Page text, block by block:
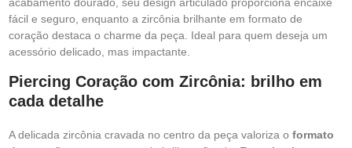
fácil e seguro, enquanto a zircônia brilhante em formato de
coração destaca o charme da peça. Ideal para quem deseja um
acessório delicado, mas impactante.
Piercing Coração com Zircônia: brilho em
cada detalhe
A delicada zircônia cravada no centro da peça valoriza o formato